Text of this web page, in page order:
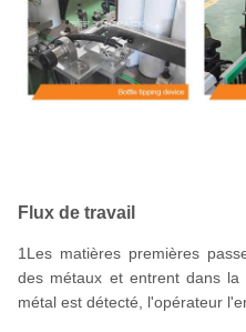
Flux de travail
1Les matières premières
des métaux et entrent dans
métal est détecté, l'opérateur